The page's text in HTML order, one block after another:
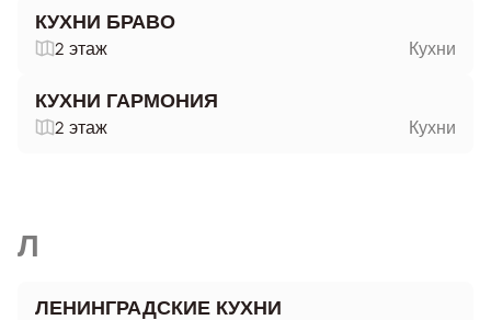
КУХНИ БРАВО
2 этаж Кухни
КУХНИ ГАРМОНИЯ
2 этаж Кухни
Л
ЛЕНИНГРАДСКИЕ КУХНИ